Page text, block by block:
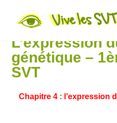
Lycée
L’expression
génétique –
SVT
Chapitre 4 : l’expression